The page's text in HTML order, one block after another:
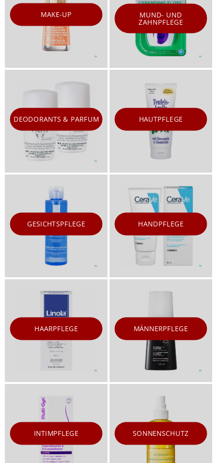
MAKE-UP
MUND- UND
ZAHNPFLEGE
DEODORANTS & PARFUM HAUTPFLEGE
GESICHTSPFLEGE HANDPFLEGE
HAARPFLEGE MÄNNERPFLEGE
INTIMPFLEGE SONNENSCHUTZ